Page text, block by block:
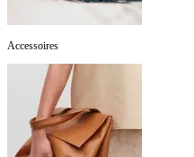
Accessoires